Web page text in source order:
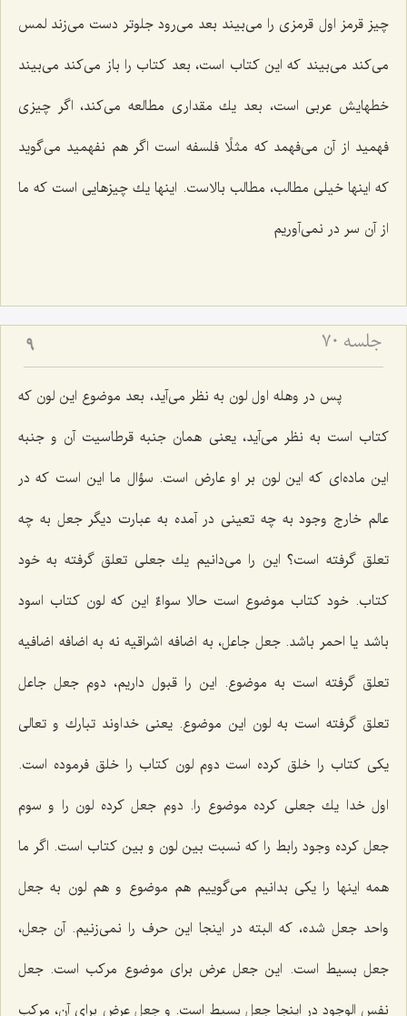
چیز قرمز اول قرمزى را مى‌بیند بعد مى‌رود جلوتر دست مى‌زند لمس
مى‌كند مى‌بیند كه این كتاب است، بعد كتاب را باز مى‌كند مى‌بیند
خطهایش عربى است، بعد یك مقدارى مطالعه مى‌كند، اگر چیزى
فهمید از آن مى‌فهمد كه مثلًا فلسفه است اگر هم نفهمید مى‌گوید
كه اینها خیلى مطالب، مطالب بالاست. اینها یك چیزهایى است كه ما
از آن سر در نمى‌آوریم
جلسه ۷۰ 9
پس در وهله اول لون به نظر مى‌آید، بعد موضوع این لون كه
كتاب است به نظر مى‌آید، یعنى همان جنبه قرطاسیت آن و جنبه
این ماده‌اى كه این لون بر او عارض است. سؤال ما این است كه در
عالم خارج وجود به چه تعینى در آمده به عبارت دیگر جعل به چه
تعلق گرفته است؟ این را مى‌دانیم یك جعلى تعلق گرفته به خود
كتاب. خود كتاب موضوع است حالا سواءٌ این كه لون كتاب اسود
باشد یا احمر باشد. جعل جاعل، به اضافه اشراقیه نه به اضافه اضافیه
تعلق گرفته است به موضوع. این را قبول داریم، دوم جعل جاعل
تعلق گرفته است به لون این موضوع. یعنى خداوند تبارك و تعالى
یكى كتاب را خلق كرده است دوم لون كتاب را خلق فرموده است.
اول خدا یك جعلى كرده موضوع را. دوم جعل كرده لون را و سوم
جعل كرده وجود رابط را كه نسبت بین لون و بین كتاب است. اگر ما
همه اینها را یكى بدانیم مى‌گوییم هم موضوع و هم لون به جعل
واحد جعل شده، كه البته در اینجا این حرف را نمى‌زنیم. آن جعل،
جعل بسیط است. این جعل عرض براى موضوع مركب است. جعل
نفس الوجود در اینجا جعل بسیط است. و جعل عرض براى آن، مركب